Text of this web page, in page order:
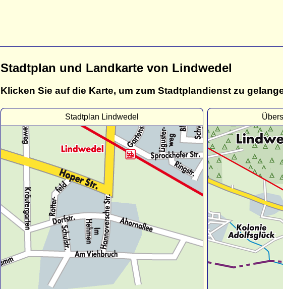
Stadtplan und Landkarte von Lindwedel
Klicken Sie auf die Karte, um zum Stadtplandienst zu
Stadtplan Lindwedel